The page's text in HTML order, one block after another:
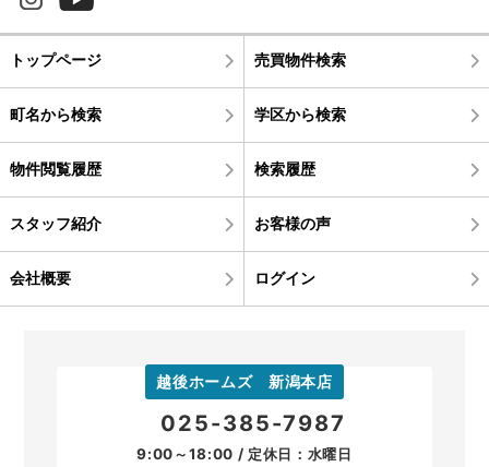
トップページ 売買物件検索
町名から検索 学区から検索
物件閲覧履歴 検索履歴
スタッフ紹介 お客様の声
会社概要 ログイン
越後ホームズ 新潟本店
025-385-7987
9:00～18:00 / 定休日：水曜日